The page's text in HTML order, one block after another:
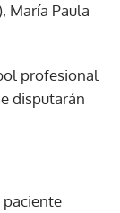
María Paula
profesional
disputarán